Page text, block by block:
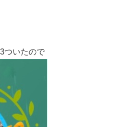
ついたので